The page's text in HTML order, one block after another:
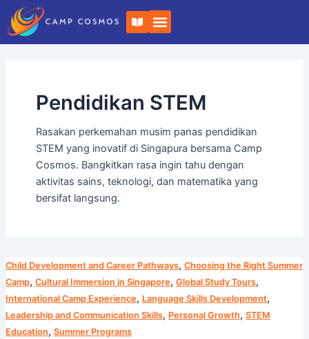
Langsung
ke
konten
B
u
k
u
u
Pendidikan STEM
Rasakan perkemahan musim panas pendidikan
STEM yang inovatif di Singapura bersama Camp
Cosmos. Bangkitkan rasa ingin tahu dengan
aktivitas sains, teknologi, dan matematika yang
bersifat langsung.
Child Development and Career Pathways, Choosing the Right Summer
Camp, Cultural Immersion in Singapore, Global Study Tours,
International Camp Experience, Language Skills Development,
Leadership and Communication Skills, Personal Growth, STEM
Education, Summer Programs
Belajar
Bepergian
Bersama
Camp
Cosmos